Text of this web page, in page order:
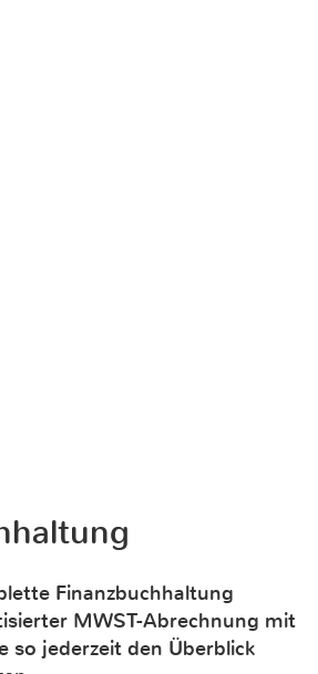
Finanzbuchhaltung
MWST-Abrechnung mit
so jederzeit den Überblick